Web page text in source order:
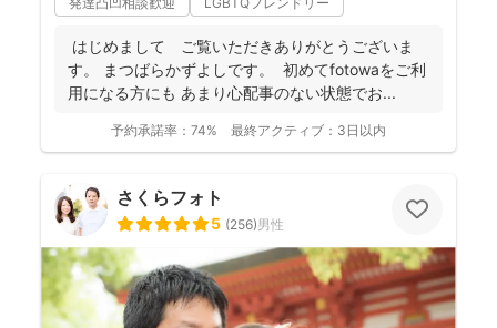
はじめまして ご覧いただきありがとうございま
す。 まつばらかずよしです。 初めてfotowaをご利
用になる方にも あまり心配事のない状態でお...
予約承諾率： 74% 最終アクティブ： 3日以内
さくらフォト
5 (256)男性